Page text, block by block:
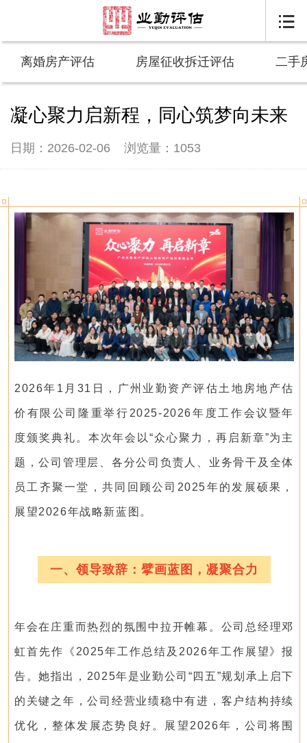

离婚房产评估 房屋征收拆迁评估 二手
凝心聚力启新程，同心筑梦向未来
日期：2026-02-06 浏览量：1053
2026年1月31日，广州业勤资产评估土地房地产估
价有限公司隆重举行2025-2026年度工作会议暨年
度颁奖典礼。本次年会以“众心聚力，再启新章”为主
题，公司管理层、各分公司负责人、业务骨干及全体
员工齐聚一堂，共同回顾公司2025年的发展硕果，
展望2026年战略新蓝图。
一、领导致辞：擘画蓝图，凝聚合力
年会在庄重而热烈的氛围中拉开帷幕。公司总经理邓
虹首先作《2025年工作总结及2026年工作展望》报
告。她指出，2025年是业勤公司“四五”规划承上启下
的关键之年，公司经营业绩稳中有进，客户结构持续
优化，整体发展态势良好。展望2026年，公司将围